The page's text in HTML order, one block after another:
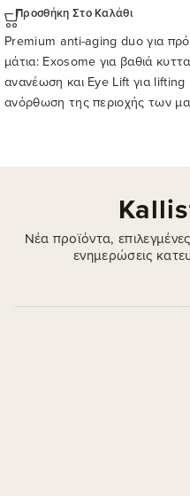
Προσθήκη Στο Καλάθι
Premium anti-aging duo για
μάτια: Exosome για βαθιά
ανανέωση και Eye Lift για lifting
ανόρθωση της περιοχής των
Νέα προϊόντα,
ενημερώσεις